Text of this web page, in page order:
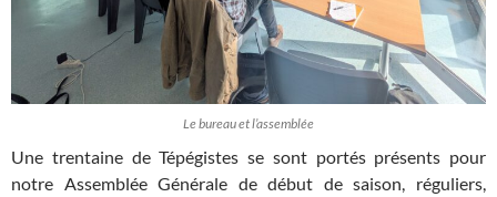
Le bureau et l’assemblée
Une trentaine de Tépégistes se sont portés présents pour
notre Assemblée Générale de début de saison, réguliers,